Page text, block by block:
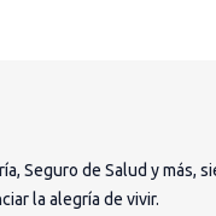
Seguro de Salud y más,
la alegría de vivir.